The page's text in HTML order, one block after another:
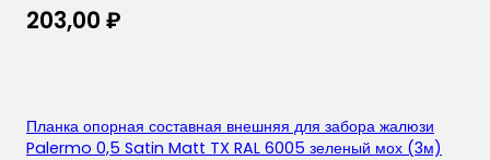
203,00 ₽
Планка опорная составная внешняя для забора жалюзи
Palermo 0,5 Satin Matt TX RAL 6005 зеленый мох (3м)